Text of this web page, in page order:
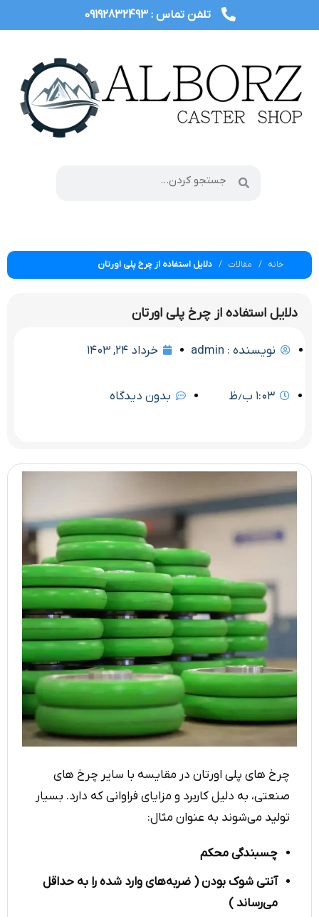
تلفن تماس : 09192832493
خانه مقالات دلایل استفاده از چرخ پلی اورتان
دلایل استفاده از چرخ پلی اورتان
نویسنده : admin خرداد ۲۴, ۱۴۰۳
۱:۰۳ ب٫ظ بدون دیدگاه
چرخ های پلی اورتان در مقایسه با سایر چرخ‌‌ های
صنعتی، به دلیل کاربرد و مزایای فراوانی که دارد. بسیار
تولید می‌شوند به عنوان مثال:
چسبندگی محکم
آنتی شوک بودن ( ضربه‌‌های وارد شده را به حداقل
می‌رساند )